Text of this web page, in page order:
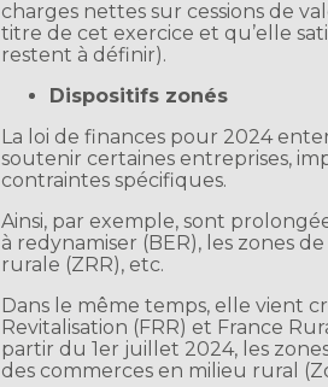
charges nettes sur cessions de
titre de cet exercice et qu’elle
restent à définir).
Dispositifs zonés
La loi de finances pour 2024
soutenir certaines entreprises,
contraintes spécifiques.
Ainsi, par exemple, sont
à redynamiser (BER), les zones
rurale (ZRR), etc.
Dans le même temps, elle vient
Revitalisation (FRR) et France
partir du 1er juillet 2024, les
des commerces en milieu rural